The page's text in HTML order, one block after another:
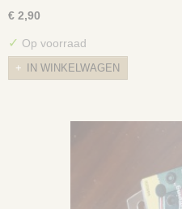
€ 2,90
✓ Op voorraad
IN WINKELWAGEN